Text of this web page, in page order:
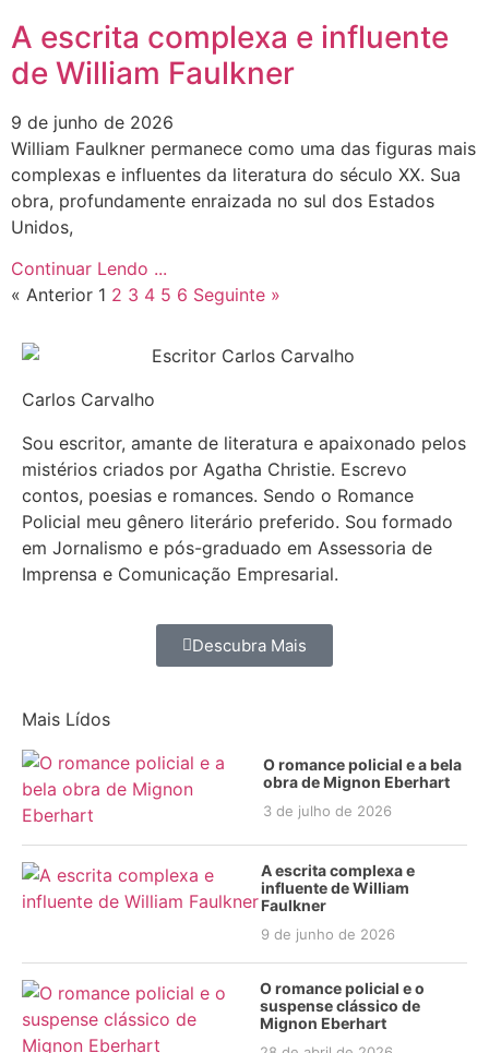
A escrita complexa e influente
de William Faulkner
9 de junho de 2026
William Faulkner permanece como uma das figuras mais
complexas e influentes da literatura do século XX. Sua
obra, profundamente enraizada no sul dos Estados
Unidos,
Continuar Lendo ...
« Anterior 1 2 3 4 5 6 Seguinte »
Carlos Carvalho
Sou escritor, amante de literatura e apaixonado pelos
mistérios criados por Agatha Christie. Escrevo
contos, poesias e romances. Sendo o Romance
Policial meu gênero literário preferido. Sou formado
em Jornalismo e pós-graduado em Assessoria de
Imprensa e Comunicação Empresarial.
Descubra Mais
Mais Lídos
O romance policial e a bela
obra de Mignon Eberhart
3 de julho de 2026
A escrita complexa e
influente de William
Faulkner
9 de junho de 2026
O romance policial e o
suspense clássico de
Mignon Eberhart